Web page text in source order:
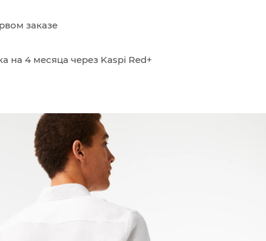
заказе
на 4 месяца через Kaspi Red+